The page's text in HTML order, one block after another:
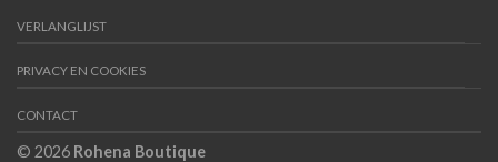
VERLANGLIJST
PRIVACY EN COOKIES
CONTACT
© 2026 Rohena Boutique